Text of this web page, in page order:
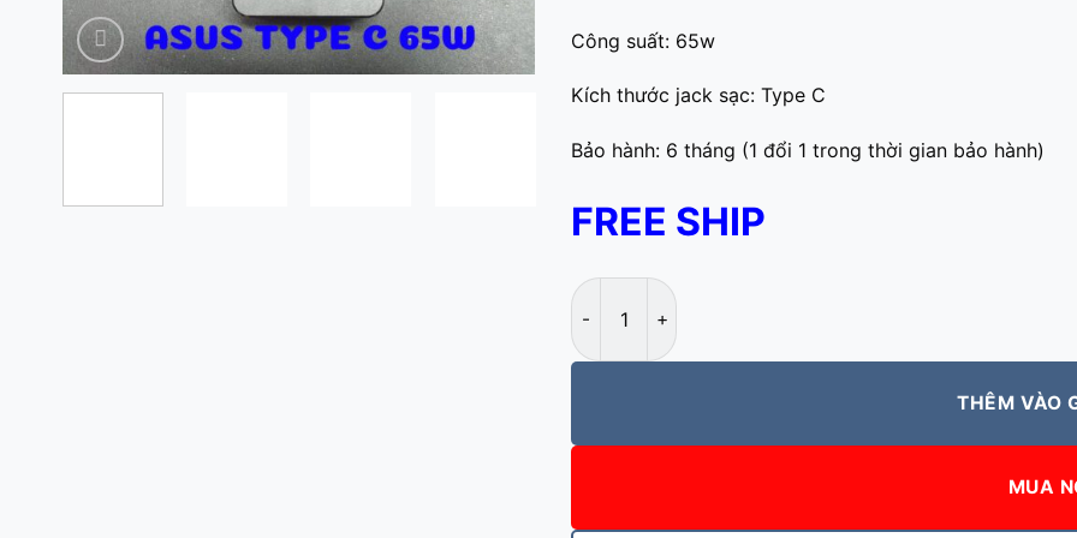
Công suất: 65w
Kích thước jack sạc: Type C
Bảo hành: 6 tháng (1 đổi 1 trong thời gian bảo hành)
FREE SHIP
Sạc laptop Asus Type C 65W số lượng
THÊM VÀO
MUA